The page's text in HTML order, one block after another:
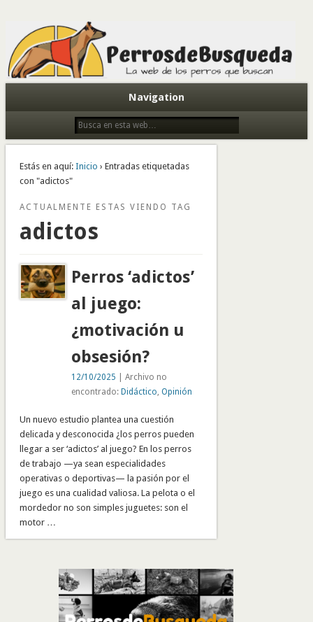
Todo sobre perros de búsqueda y detectores
Navigation
Estás en aquí: Inicio › Entradas etiquetadas
con "adictos"
ACTUALMENTE ESTAS VIENDO TAG
adictos
Perros ‘adictos’
al juego:
¿motivación u
obsesión?
12/10/2025 | Archivo no
encontrado: Didáctico, Opinión
Un nuevo estudio plantea una cuestión
delicada y desconocida ¿los perros pueden
llegar a ser ‘adictos’ al juego? En los perros
de trabajo —ya sean especialidades
operativas o deportivas— la pasión por el
juego es una cualidad valiosa. La pelota o el
mordedor no son simples juguetes: son el
motor …